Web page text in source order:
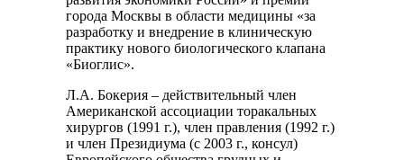
города Москвы в области медицины «за
разработку и внедрение в клиническую
практику нового биологического клапана
«Биоглис».
Л.А. Бокерия – действительный член
Американской ассоциации торакальных
хирургов (1991 г.), член правления (1992 г.)
и член Президиума (с 2003 г., консул)